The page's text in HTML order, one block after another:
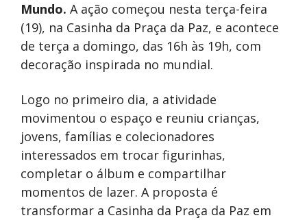
Mundo. A ação começou nesta terça-feira
(19), na Casinha da Praça da Paz, e acontece
de terça a domingo, das 16h às 19h, com
decoração inspirada no mundial.
Logo no primeiro dia, a atividade
movimentou o espaço e reuniu crianças,
jovens, famílias e colecionadores
interessados em trocar figurinhas,
completar o álbum e compartilhar
momentos de lazer. A proposta é
transformar a Casinha da Praça da Paz em